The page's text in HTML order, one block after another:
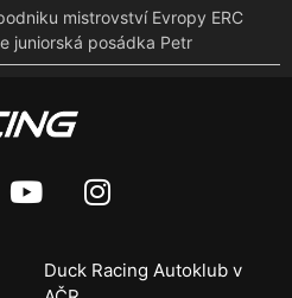
mistrovství Evropy ERC
juniorská posádka Petr
Duck Racing Autoklub v